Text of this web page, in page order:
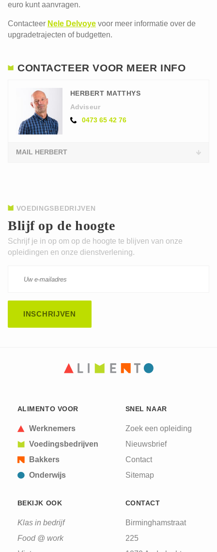
euro kunt aanvragen.
Contacteer Nele Delvoye voor meer informatie over de
upgradetrajecten of budgetten.
CONTACTEER VOOR MEER INFO
HERBERT MATTHYS
Adviseur
0473 65 42 76
MAIL HERBERT
submissions.
Blijf op de hoogte
VOEDINGSBEDRIJVEN
Schrijf je in op om op de hoogte te blijven van onze
opleidingen en onze dienstverlening.
ALIMENTO VOOR
Werknemers
Voedingsbedrijven
Bakkers
Onderwijs
SNEL NAAR
Zoek een opleiding
Nieuwsbrief
Contact
Sitemap
BEKIJK OOK
Klas in bedrijf
Food @ work
CONTACT
Birminghamstraat
225